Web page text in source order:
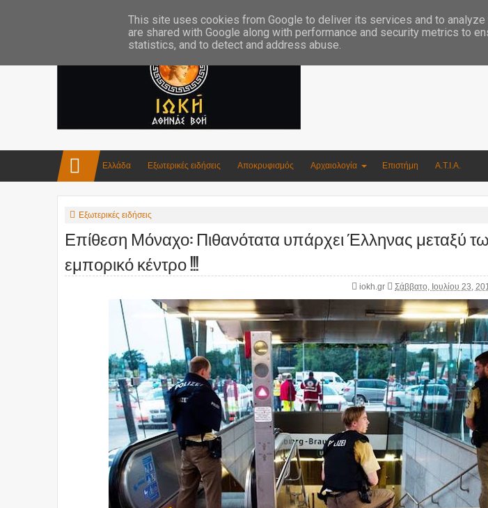
Ελλάδα Εξωτερικές ειδήσεις Αποκρυφισμός Αρχαιολογία Επιστήμη Α.Τ.Ι.Α.
Εξωτερικές ειδήσεις
Επίθεση Μόναχο: Πιθανότατα υπάρχει Έλληνας μεταξύ
εμπορικό κέντρο !!!
iokh.gr Σάββατο, Ιουλίου 23,
This site uses cookies from Google to deliver its services and to analyze
are shared with Google along with performance and security metrics to
statistics, and to detect and address abuse.